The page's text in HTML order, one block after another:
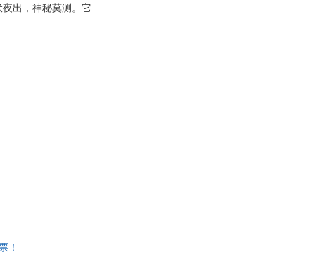
出，神秘莫测。它
代继《狼图腾》、
一个有机整体，在
！